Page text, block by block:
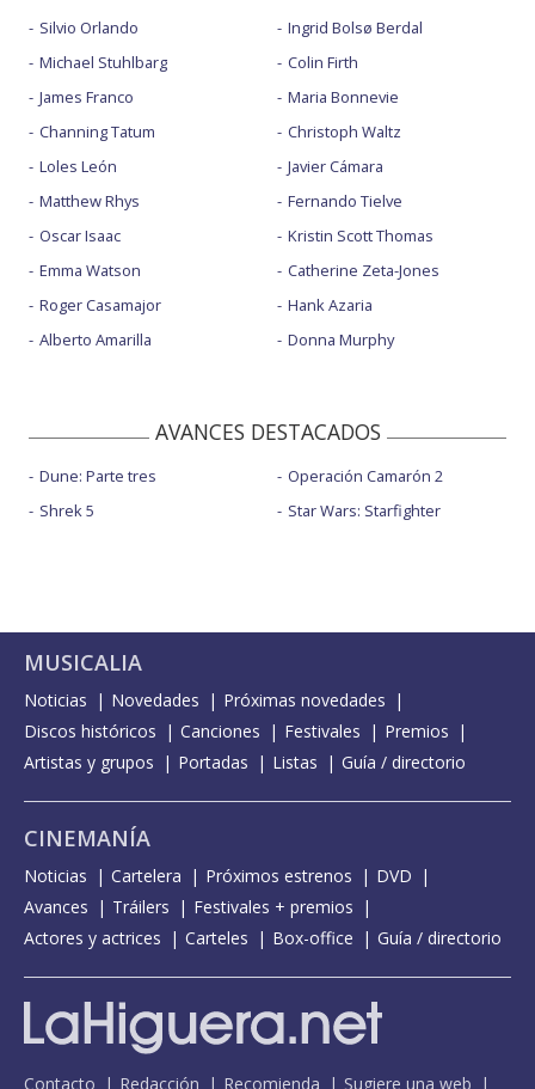
Silvio Orlando
Michael Stuhlbarg
James Franco
Channing Tatum
Loles León
Matthew Rhys
Oscar Isaac
Emma Watson
Roger Casamajor
Alberto Amarilla
Ingrid Bolsø Berdal
Colin Firth
Maria Bonnevie
Christoph Waltz
Javier Cámara
Fernando Tielve
Kristin Scott Thomas
Catherine Zeta-Jones
Hank Azaria
Donna Murphy
AVANCES DESTACADOS
Dune: Parte tres
Shrek 5
Operación Camarón 2
Star Wars: Starfighter
MUSICALIA
Noticias Novedades
Próximas novedades
Discos históricos
Canciones Festivales
Premios
Artistas y grupos
Portadas Listas Guía / directorio
CINEMANÍA
Noticias Cartelera Próximos estrenos
DVD
Avances
Tráilers
Festivales + premios
Actores y actrices
Carteles Box-office Guía / directorio
Contacto Redacción Recomienda Sugiere una web